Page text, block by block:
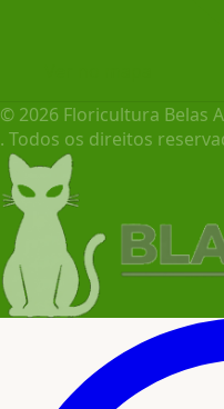
© 2026 Floricultura Belas
. Todos os direitos